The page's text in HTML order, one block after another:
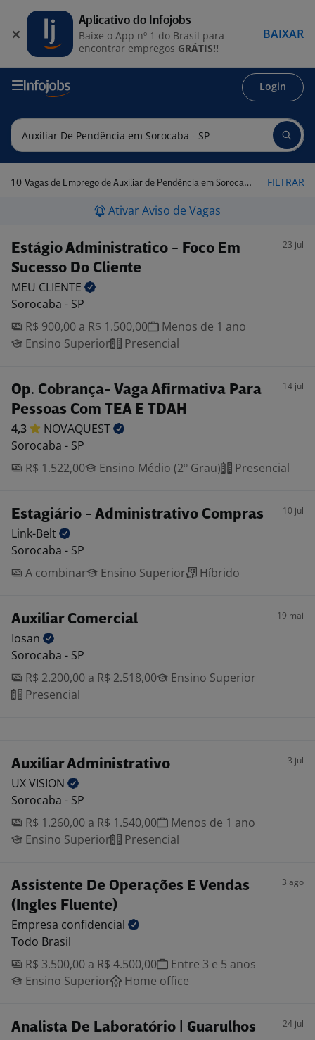
Login
10 Vagas de Emprego de Auxiliar de Pendência em Sorocaba - SP FILTRAR
Ativar Aviso de Vagas
Estágio Administratico - Foco Em
Sucesso Do Cliente
23 jul
MEU CLIENTE
Sorocaba - SP
R$ 900,00 a R$ 1.500,00
Menos de 1 ano
Ensino Superior
Presencial
Op. Cobrança- Vaga Afirmativa Para
Pessoas Com TEA E TDAH
14 jul
4,3
NOVAQUEST
Sorocaba - SP
R$ 1.522,00
Ensino Médio (2º Grau) Presencial
Estagiário - Administrativo Compras 10 jul
Link-Belt
Sorocaba - SP
A combinar
Ensino Superior Híbrido
Auxiliar Comercial 19 mai
Iosan
Sorocaba - SP
R$ 2.200,00 a R$ 2.518,00
Ensino Superior
Presencial
Auxiliar Administrativo 3 jul
UXVISION
Sorocaba - SP
R$ 1.260,00 a R$ 1.540,00
Menos de 1 ano
Ensino Superior
Presencial
Assistente De Operações E Vendas
(Ingles Fluente)
3 ago
Empresa confidencial
Todo Brasil
R$ 3.500,00 a R$ 4.500,00
Entre 3 e 5 anos
Ensino Superior
Home office
Analista De Laboratório | Guarulhos 24 jul
Aplicativo do Infojobs
Baixe o App nº 1 do Brasil para
encontrar empregos GRÁTIS!!
BAIXAR